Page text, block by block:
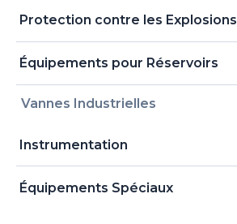
Protection contre les Explosions
Équipements pour Réservoirs
Vannes Industrielles
Instrumentation
Équipements Spéciaux